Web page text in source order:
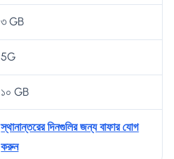
৩ GB
5G
১০ GB
স্থানান্তরের দিনগুলির জন্য বাফার যোগ
করুন